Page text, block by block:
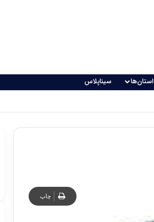
استان‌ها سیناپلاس
چاپ